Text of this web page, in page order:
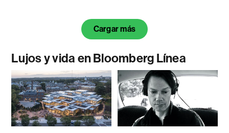
Cargar más
Lujos y vida en Bloomberg Línea